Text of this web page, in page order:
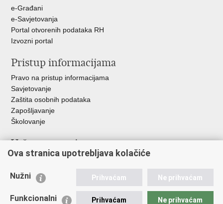
e-Građani
e-Savjetovanja
Portal otvorenih podataka RH
Izvozni portal
Pristup informacijama
Pravo na pristup informacijama
Savjetovanje
Zaštita osobnih podataka
Zapošljavanje
Školovanje
Važne poveznice
Ministarstvo unutarnjih poslova
Udruge
Policijska akademija
Ova stranica upotrebljava kolačiće
Nužni Prihvaćam Ne prihvaćam
Funkcionalni Prihvaćam Ne prihvaćam